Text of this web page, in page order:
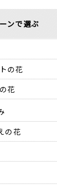
ンで選ぶ
の花
花
の花